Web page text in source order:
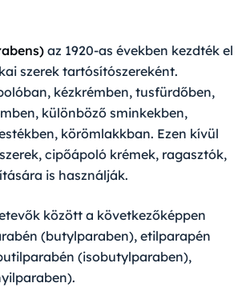
az 1920-as években kezdték el
szerek tartósítószereként.
kézkrémben, tusfürdőben,
különböző sminkekben,
körömlakkban. Ezen kívül
cipőápoló krémek, ragasztók,
is használják.
között a következőképpen
(butylparaben), etilparapén
(isobutylparaben),